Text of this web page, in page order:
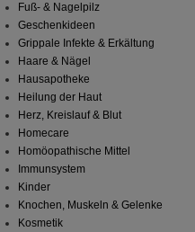
Fuß- & Nagelpilz
Geschenkideen
Grippale Infekte & Erkältung
Haare & Nägel
Hausapotheke
Heilung der Haut
Herz, Kreislauf & Blut
Homecare
Homöopathische Mittel
Immunsystem
Kinder
Knochen, Muskeln & Gelenke
Kosmetik